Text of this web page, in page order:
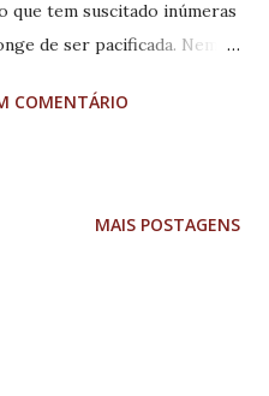
que tem suscitado inúmeras
de ser pacificada. Nem
como base a doutrina e
da doutrina, José
COMENTÁRIO
MAIS POSTAGENS